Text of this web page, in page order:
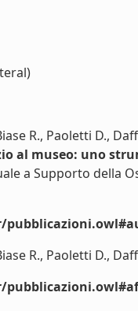
R., Paoletti D.,
al museo: uno
a Supporto della
R., Paoletti D.,